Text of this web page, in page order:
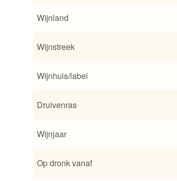
Wijnland
Wijnstreek
Wijnhuis/label
Druivenras
Wijnjaar
Op dronk vanaf